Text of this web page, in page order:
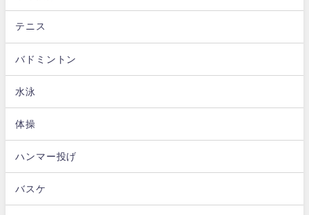
テニス
バドミントン
水泳
体操
ハンマー投げ
バスケ